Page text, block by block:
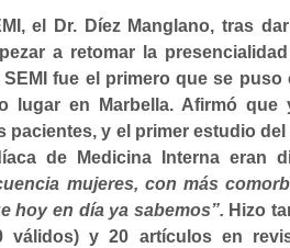
el Dr. Díez Manglano, tras
a retomar la
fue el primero que se puso
lugar en Marbella. Afirmó
pacientes, y el primer estudio
de Medicina Interna eran
mujeres, con más
hoy en día ya sabemos”. Hizo
válidos) y 20 artículos en